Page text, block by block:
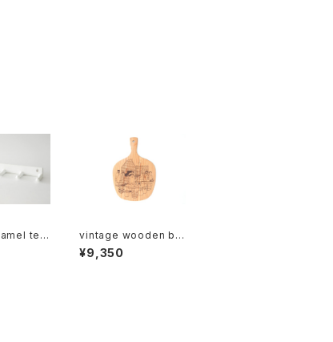
tea
vintage wooden br
eadboard / ヴィンテ
ージ 木製ブレッドボー
¥9,350